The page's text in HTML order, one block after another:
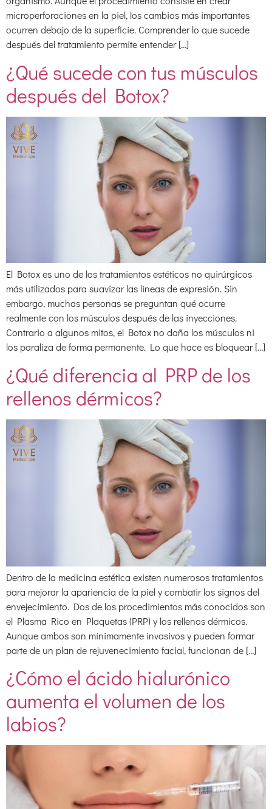
microperforaciones en la piel, los cambios más importantes
ocurren debajo de la superficie. Comprender lo que sucede
después del tratamiento permite entender […]
¿Qué sucede con tus músculos
después del Botox?
El Botox es uno de los tratamientos estéticos no quirúrgicos
más utilizados para suavizar las líneas de expresión. Sin
embargo, muchas personas se preguntan qué ocurre
realmente con los músculos después de las inyecciones.
Contrario a algunos mitos, el Botox no daña los músculos ni
los paraliza de forma permanente. Lo que hace es bloquear […]
¿Qué diferencia al PRP de los
rellenos dérmicos?
Dentro de la medicina estética existen numerosos tratamientos
para mejorar la apariencia de la piel y combatir los signos del
envejecimiento. Dos de los procedimientos más conocidos son
el Plasma Rico en Plaquetas (PRP) y los rellenos dérmicos.
Aunque ambos son mínimamente invasivos y pueden formar
parte de un plan de rejuvenecimiento facial, funcionan de […]
¿Cómo el ácido hialurónico
aumenta el volumen de los
labios?